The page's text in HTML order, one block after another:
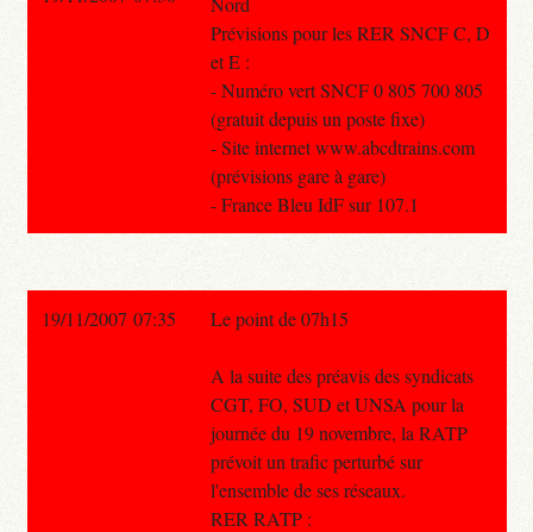
Prévisions pour les RER SNCF C, D
et E :
- Numéro vert SNCF 0 805 700 805
(gratuit depuis un poste fixe)
- Site internet www.abcdtrains.com
(prévisions gare à gare)
- France Bleu IdF sur 107.1
19/11/2007 07:35 Le point de 07h15
A la suite des préavis des syndicats
CGT, FO, SUD et UNSA pour la
journée du 19 novembre, la RATP
prévoit un trafic perturbé sur
l'ensemble de ses réseaux.
RER RATP :